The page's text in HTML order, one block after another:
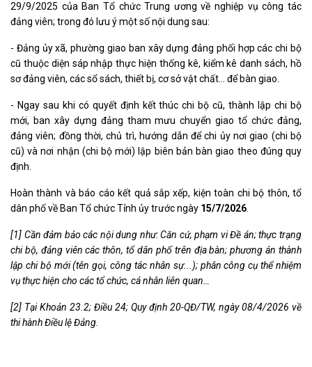
29/9/2025 của Ban Tổ chức Trung ương về nghiệp vụ công tác
đảng viên; trong đó lưu ý một số nội dung sau:
- Đảng ủy xã, phường giao ban xây dựng đảng phối hợp các chi bộ
cũ thuộc diện sáp nhập thực hiện thống kê, kiểm kê danh sách, hồ
sơ đảng viên, các sổ sách, thiết bị, cơ sở vật chất… để bàn giao.
- Ngay sau khi có quyết định kết thúc chi bộ cũ, thành lập chi bộ
mới, ban xây dựng đảng tham mưu chuyển giao tổ chức đảng,
đảng viên; đồng thời, chủ trì, hướng dẫn để chi ủy nơi giao (chi bộ
cũ) và nơi nhận (chi bộ mới) lập biên bản bàn giao theo đúng quy
định.
Hoàn thành và báo cáo kết quả sắp xếp, kiện toàn chi bộ thôn, tổ
dân phố về Ban Tổ chức Tỉnh ủy trước ngày 15/7/2026.
[1] Cần đảm bảo các nội dung như: Căn cứ, phạm vi Đề án; thực trạng
chi bộ, đảng viên các thôn, tổ dân phố trên địa bàn; phương án thành
lập chi bộ mới (tên gọi, công tác nhân sự...); phân công cụ thể nhiệm
vụ thực hiện cho các tổ chức, cá nhân liên quan…
[2] Tại Khoản 23.2; Điều 24; Quy định 20-QĐ/TW, ngày 08/4/2026 về
thi hành Điều lệ Đảng.